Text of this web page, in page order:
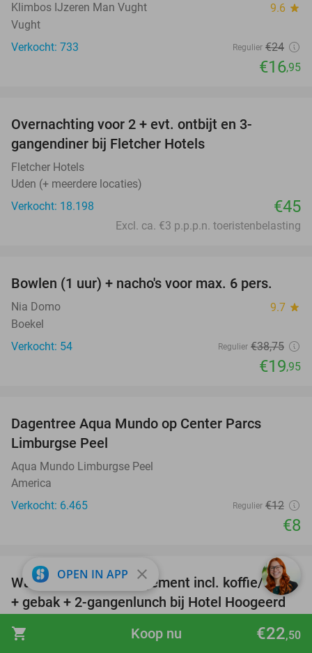
shopping_cart €22,50
Koop nu
Klimbos IJzeren Man Vught 9.6 star
Vught
Verkocht: 733
Regulier €24
€16,95
Overnachting voor 2 + evt. ontbijt en 3-
gangendiner bij Fletcher Hotels
Fletcher Hotels
Uden (+ meerdere locaties)
Verkocht: 18.198
€45
Excl. ca. €3 p.p.p.n. toeristenbelasting
49%
Bowlen (1 uur) + nacho's voor max. 6 pers.
Nia Domo 9.7 star
Boekel
Verkocht: 54
Regulier €38,75
€19,95
Dagentree Aqua Mundo op Center Parcs
Limburgse Peel
Aqua Mundo Limburgse Peel
America
Verkocht: 6.465
Regulier €12
€8
47%
Wandel- of fietsarrangement incl. koffie/thee
+ gebak + 2-gangenlunch bij Hotel Hoogeerd
Hotel Hoogeerd by Flow 9.2
Niftrik
OPEN IN APP close